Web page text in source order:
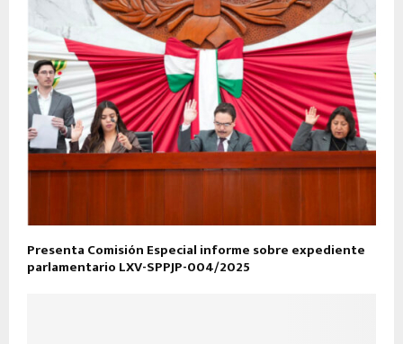
Presenta Comisión Especial informe sobre expediente
parlamentario LXV-SPPJP-004/2025